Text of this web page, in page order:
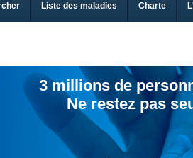
Liste des maladies Charte
3 millions de
Ne restez pas